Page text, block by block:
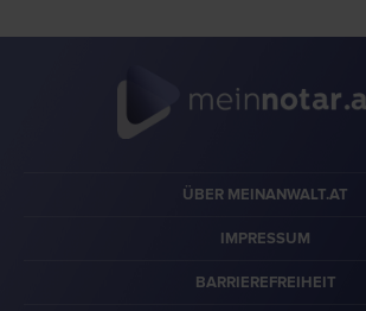
ÜBER MEINANWALT.AT
IMPRESSUM
BARRIEREFREIHEIT